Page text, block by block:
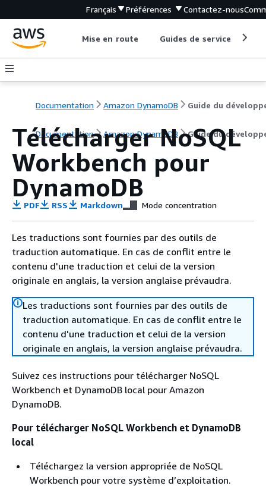
Français Préférences Contactez-nous
Mise en route Guides de service
Documentation Amazon DynamoDB Guide du
Documentation Amazon DynamoDB Guide du
Télécharger NoSQL
Workbench pour
DynamoDB
PDF RSS Markdown Mode concentration
Les traductions sont fournies par des outils de
traduction automatique. En cas de conflit entre le
contenu d'une traduction et celui de la version
originale en anglais, la version anglaise prévaudra.
Les traductions sont fournies par des outils de
traduction automatique. En cas de conflit entre le
contenu d'une traduction et celui de la version
originale en anglais, la version anglaise prévaudra.
Suivez ces instructions pour télécharger NoSQL
Workbench et DynamoDB local pour Amazon
DynamoDB.
Pour télécharger NoSQL Workbench et DynamoDB
local
Téléchargez la version appropriée de NoSQL
Workbench pour votre système d’exploitation.